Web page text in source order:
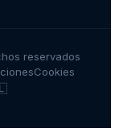
reservados
Cookies